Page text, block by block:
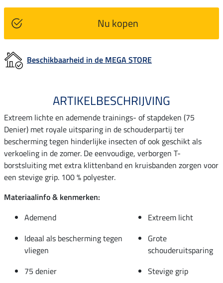
Nu kopen
Beschikbaarheid in de MEGA STORE
ARTIKELBESCHRIJVING
Extreem lichte en ademende trainings- of stapdeken (75
Denier) met royale uitsparing in de schouderpartij ter
bescherming tegen hinderlijke insecten of ook geschikt als
verkoeling in de zomer. De eenvoudige, verborgen T-
borstsluiting met extra klittenband en kruisbanden zorgen voor
een stevige grip. 100 % polyester.
Materiaalinfo & kenmerken:
Ademend
Extreem licht
Ideaal als bescherming tegen
vliegen
Grote
schouderuitsparing
75 denier
Stevige grip